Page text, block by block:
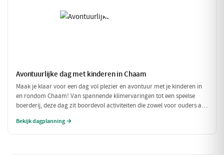
Avontuurlijke dag met kinderen in Chaam
Maak je klaar voor een dag vol plezier en avontuur met je kinderen in
en rondom Chaam! Van spannende klimervaringen tot een speelse
boerderij, deze dag zit boordevol activiteiten die zowel voor ouders als
gezellige eetgelegenheden!
Bekijk dagplanning →